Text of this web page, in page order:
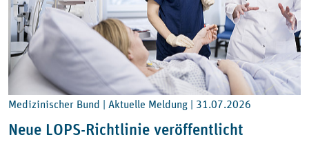
Medizinischer Bund | Aktuelle Meldung | 31.07.2026
Neue LOPS-Richtlinie veröffentlicht